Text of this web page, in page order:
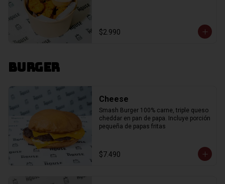
$2.990
Burger
Cheese
Smash Burger 100% carne, triple queso
cheddar en pan de papa. Incluye porción
pequeña de papas fritas
$7.490